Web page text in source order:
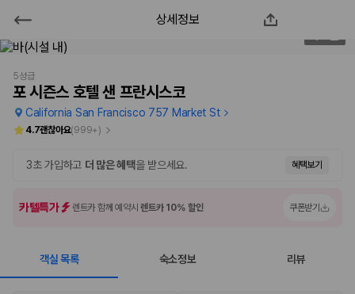
포 시즌스 호텔 샌 프란시스코
2000만 이용고객이 선택한 제주 렌트카 가격비교 플랫폼
제주렌트카 가격비교는 카모아에서 한 번에
상세정보
5성급
포 시즌스 호텔 샌 프란시스코
California San Francisco 757 Market St
4.7괜찮아요(999+)
3초 가입하고 더 많은 혜택을 받으세요. 혜택보기
카텔특가 렌트카 함께 예약시렌트카 10% 할인 쿠폰받기
객실 목록 숙소정보 리뷰